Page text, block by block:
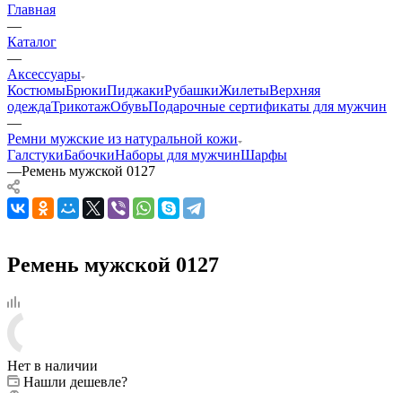
Главная
—
Каталог
—
Аксессуары
КостюмыБрюкиПиджакиРубашкиЖилетыВерхняя
одеждаТрикотажОбувьПодарочные сертификаты для мужчин
—
Ремни мужские из натуральной кожи
ГалстукиБабочкиНаборы для мужчинШарфы
—Ремень мужской 0127
Ремень мужской 0127
Нет в наличии
Нашли дешевле?